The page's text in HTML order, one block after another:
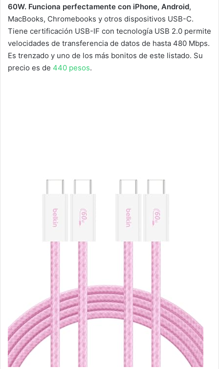
60W. Funciona perfectamente con iPhone, Android,
MacBooks, Chromebooks y otros dispositivos USB-C.
Tiene certificación USB-IF con tecnología USB 2.0 permite
velocidades de transferencia de datos de hasta 480 Mbps.
Es trenzado y uno de los más bonitos de este listado. Su
precio es de 440 pesos.